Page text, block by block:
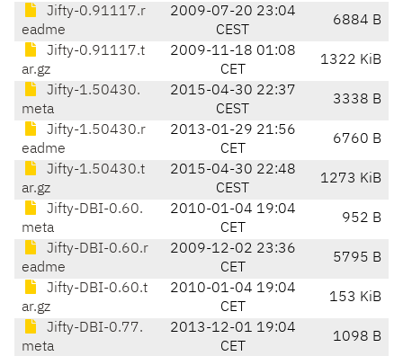
Jifty-0.91117.r
eadme
2009-07-20 23:04
CEST
6884 B
Jifty-0.91117.t
ar.gz
2009-11-18 01:08
CET
1322 KiB
Jifty-1.50430.
meta
2015-04-30 22:37
CEST
3338 B
Jifty-1.50430.r
eadme
2013-01-29 21:56
CET
6760 B
Jifty-1.50430.t
ar.gz
2015-04-30 22:48
CEST
1273 KiB
Jifty-DBI-0.60.
meta
2010-01-04 19:04
CET
952 B
Jifty-DBI-0.60.r
eadme
2009-12-02 23:36
CET
5795 B
Jifty-DBI-0.60.t
ar.gz
2010-01-04 19:04
CET
153 KiB
Jifty-DBI-0.77.
meta
2013-12-01 19:04
CET
1098 B